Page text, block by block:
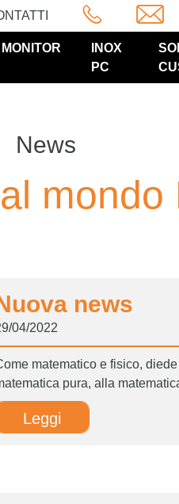
MONITOR
INOX
PC
News
mondo
news
04/2022
matematico e fisico,
pura, alla
meccanica celeste. A lui si
Leggi